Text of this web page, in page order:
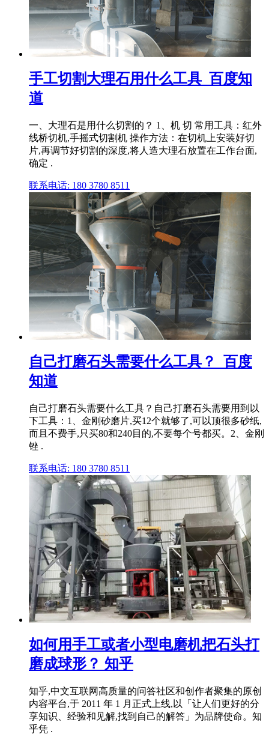
手工切割大理石用什么工具_百度知
道
一、大理石是用什么切割的？ 1、机 切 常用工具：红外
线桥切机,手摇式切割机 操作方法：在切机上安装好切
片,再调节好切割的深度,将人造大理石放置在工作台面,
确定 .
联系电话: 180 3780 8511
自己打磨石头需要什么工具？_百度
知道
自己打磨石头需要什么工具？自己打磨石头需要用到以
下工具：1、金刚砂磨片,买12个就够了,可以顶很多砂纸,
而且不费手,只买80和240目的,不要每个号都买。2、金刚
锉 .
联系电话: 180 3780 8511
如何用手工或者小型电磨机把石头打
磨成球形？ 知乎
知乎,中文互联网高质量的问答社区和创作者聚集的原创
内容平台,于 2011 年 1 月正式上线,以「让人们更好的分
享知识、经验和见解,找到自己的解答」为品牌使命。知
乎凭 .